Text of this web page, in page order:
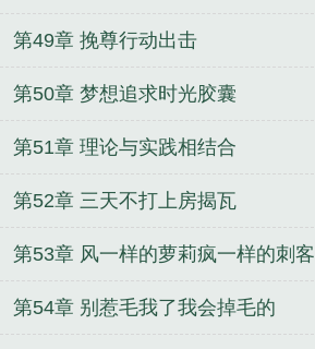
第49章 挽尊行动出击
第50章 梦想追求时光胶囊
第51章 理论与实践相结合
第52章 三天不打上房揭瓦
第53章 风一样的萝莉疯一样的刺客
第54章 别惹毛我了我会掉毛的